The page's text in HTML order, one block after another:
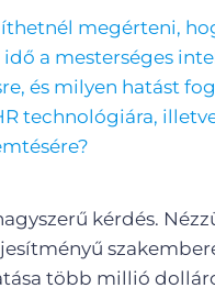
megérteni,
a mesterséges
és milyen hatást
technológiára,
kérdés.
több millió